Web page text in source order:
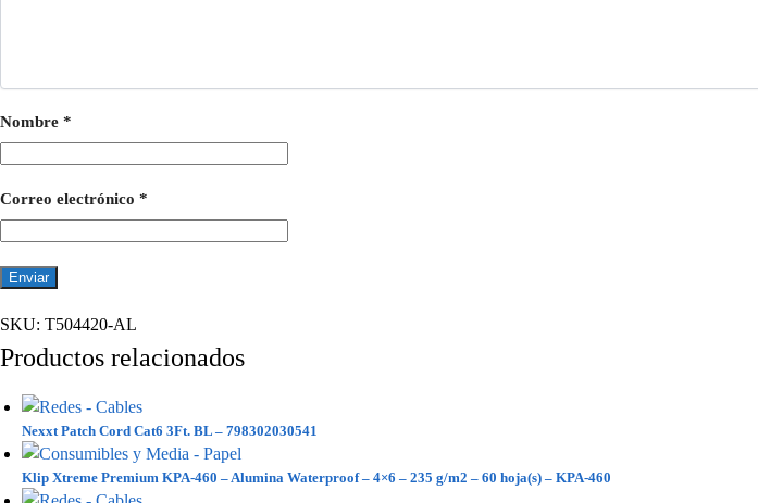
Nombre *
Correo electrónico *
SKU: T504420-AL
Productos relacionados
Nexxt Patch Cord Cat6 3Ft. BL – 798302030541
Klip Xtreme Premium KPA-460 – Alumina Waterproof – 4×6 – 235 g/m2 – 60 hoja(s) – KPA-460